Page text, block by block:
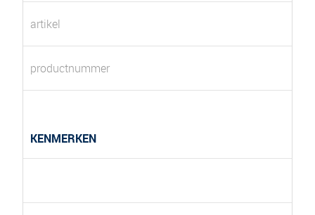
artikel
productnummer
KENMERKEN